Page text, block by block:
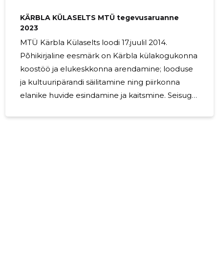
KÄRBLA KÜLASELTS MTÜ tegevusaruanne
2023
MTÜ Kärbla Külaselts loodi 17.juulil 2014.
Põhikirjaline eesmärk on Kärbla külakogukonna
koostöö ja elukeskkonna arendamine; looduse
ja kultuuripärandi säilitamine ning piirkonna
elanike huvide esindamine ja kaitsmine. Seisuga